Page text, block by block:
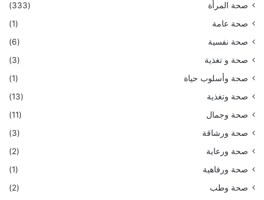
صحة المرأة
(333)
صحة عامة
(1)
صحة نفسية
(6)
صحة و تغذية
(3)
صحة وأسلوب حياة
(1)
صحة وتغذية
(13)
صحة وجمال
(11)
صحة ورشاقة
(3)
صحة ورعاية
(2)
صحة ورفاهية
(1)
صحة وطب
(2)